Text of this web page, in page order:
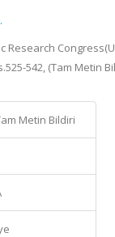
542, (Tam Metin
Metin Bildiri